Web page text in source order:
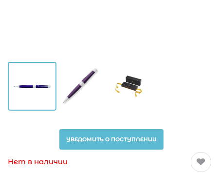
УВЕДОМИТЬ О ПОСТУПЛЕНИИ
Нет в наличии